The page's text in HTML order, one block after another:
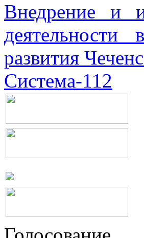
Внедрение и
деятельности
развития
Система-112